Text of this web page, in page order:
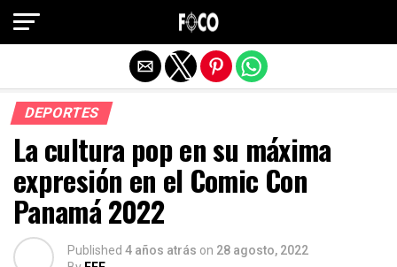
DEPORTES
La cultura pop en su máxima
expresión en el Comic Con
Panamá 2022
Published 4 años atrás on 28 agosto, 2022
Salir de la versión móvil